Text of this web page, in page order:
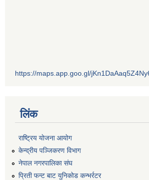
https://maps.app.goo.gl/
लिंक
राष्ट्रिय योजना आयोग
केन्द्रीय पञ्जिकरण विभाग
नेपाल नगरपालिका संघ
प्रिती फन्ट बाट युनिकोड कन्भर्रटर